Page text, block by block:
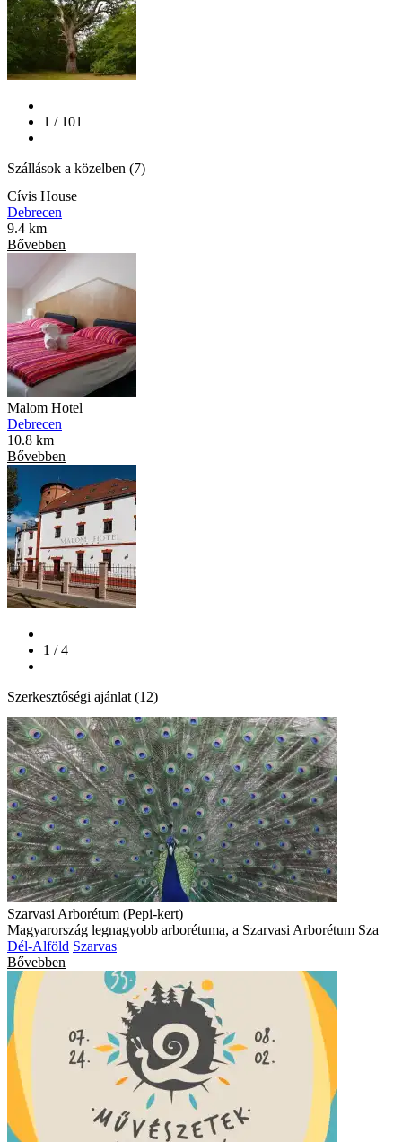
1 / 101
Szállások a közelben (7)
Cívis House
Debrecen
9.4 km
Bővebben
Malom Hotel
Debrecen
10.8 km
Bővebben
1 / 4
Szerkesztőségi ajánlat (12)
Szarvasi Arborétum (Pepi-kert)
Magyarország legnagyobb arborétuma, a Szarvasi Arborétum Sza
Dél-Alföld Szarvas
Bővebben